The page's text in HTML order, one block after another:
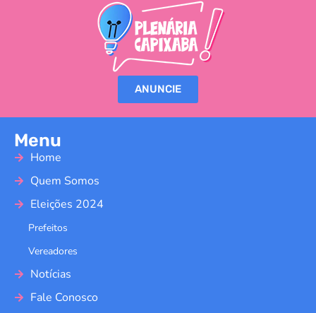
ANUNCIE
Menu
Home
Quem Somos
Eleições 2024
Prefeitos
Vereadores
Notícias
Fale Conosco